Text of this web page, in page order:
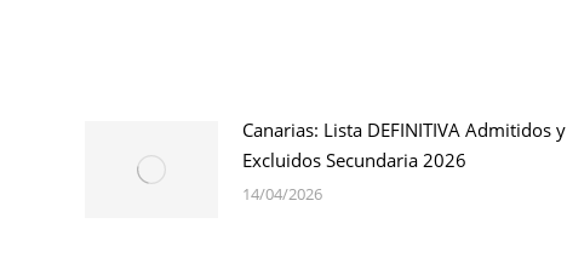
Canarias: Lista DEFINITIVA Admitidos y
Excluidos Secundaria 2026
14/04/2026